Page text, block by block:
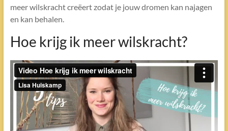
meer wilskracht creëert zodat je jouw dromen kan najagen
en kan behalen.
Hoe krijg ik meer wilskracht?